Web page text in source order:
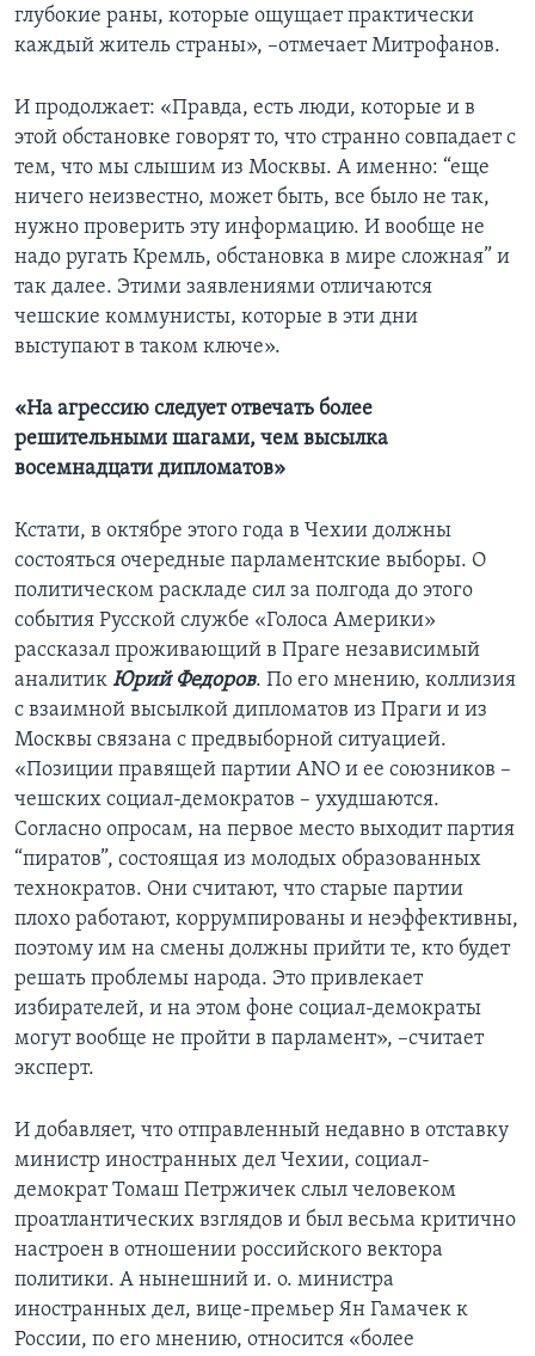
глубокие раны, которые ощущает практически
каждый житель страны», –отмечает Митрофанов.
И продолжает: «Правда, есть люди, которые и в
этой обстановке говорят то, что странно совпадает с
тем, что мы слышим из Москвы. А именно: “еще
ничего неизвестно, может быть, все было не так,
нужно проверить эту информацию. И вообще не
надо ругать Кремль, обстановка в мире сложная” и
так далее. Этими заявлениями отличаются
чешские коммунисты, которые в эти дни
выступают в таком ключе».
«На агрессию следует отвечать более
решительными шагами, чем высылка
восемнадцати дипломатов»
Кстати, в октябре этого года в Чехии должны
состояться очередные парламентские выборы. О
политическом раскладе сил за полгода до этого
события Русской службе «Голоса Америки»
рассказал проживающий в Праге независимый
аналитик Юрий Федоров. По его мнению, коллизия
с взаимной высылкой дипломатов из Праги и из
Москвы связана с предвыборной ситуацией.
«Позиции правящей партии ANO и ее союзников –
чешских социал-демократов – ухудшаются.
Согласно опросам, на первое место выходит партия
“пиратов”, состоящая из молодых образованных
технократов. Они считают, что старые партии
плохо работают, коррумпированы и неэффективны,
поэтому им на смены должны прийти те, кто будет
решать проблемы народа. Это привлекает
избирателей, и на этом фоне социал-демократы
могут вообще не пройти в парламент», –считает
эксперт.
И добавляет, что отправленный недавно в отставку
министр иностранных дел Чехии, социал-
демократ Томаш Петржичек слыл человеком
проатлантических взглядов и был весьма критично
настроен в отношении российского вектора
политики. А нынешний и. о. министра
иностранных дел, вице-премьер Ян Гамачек к
России, по его мнению, относится «более